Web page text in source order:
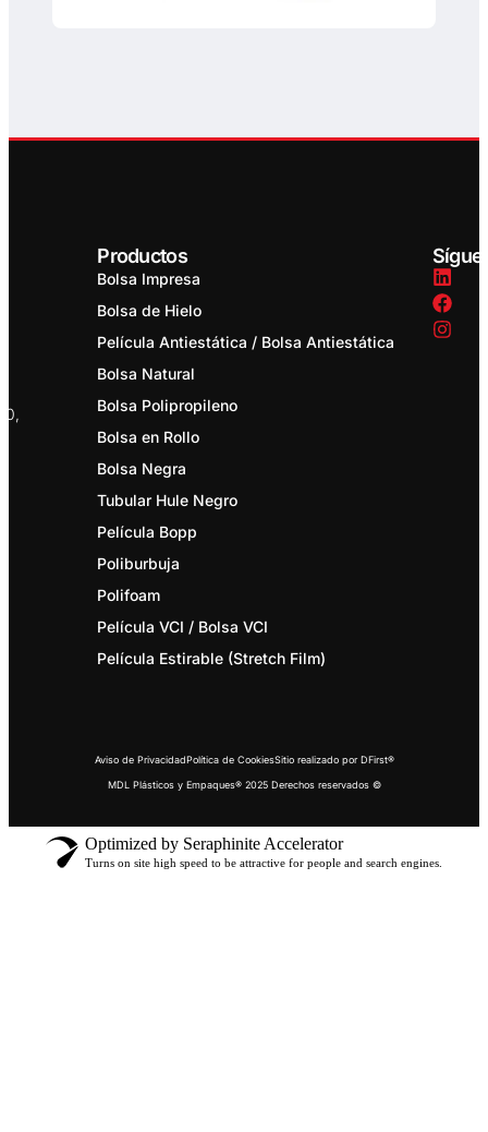
Productos
Bolsa Impresa
Bolsa de Hielo
Película Antiestática / Bolsa Antiestática
Bolsa Natural
Bolsa Polipropileno
Bolsa en Rollo
Bolsa Negra
Tubular Hule Negro
Película Bopp
Poliburbuja
Polifoam
Película VCI / Bolsa VCI
Película Estirable (Stretch Film)
Aviso de PrivacidadPolítica de CookiesSitio realizado por DFirst®
MDL Plásticos y Empaques® 2025 Derechos reservados ©
Optimized by Seraphinite Accelerator
Turns on site high speed to be attractive for people and search engines.